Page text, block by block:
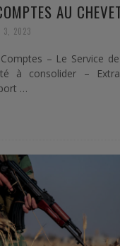
AU
3, 2023
– Le Service
à consolider –
…